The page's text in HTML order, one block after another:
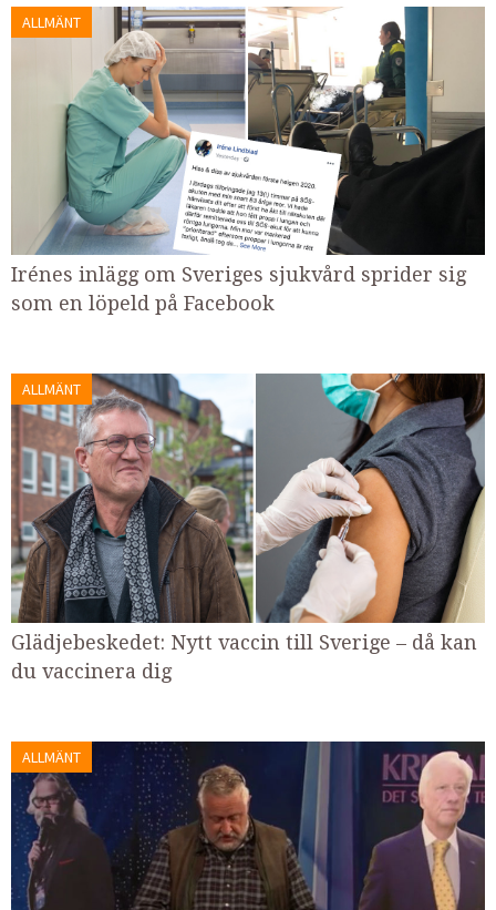
ALLMÄNT
Irénes inlägg om Sveriges sjukvård sprider sig
som en löpeld på Facebook
ALLMÄNT
Glädjebeskedet: Nytt vaccin till Sverige – då kan
du vaccinera dig
ALLMÄNT